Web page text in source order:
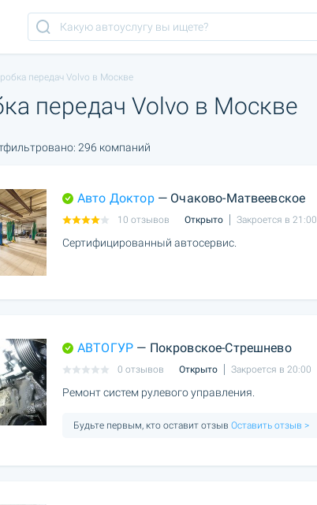
передач Volvo в Москве
передач Volvo в Москве
296 компаний
Авто Доктор— Очаково-Матвеевское
10 отзывов Открыто Закроется в 21:00
Сертифицированный автосервис.
АВТОГУР — Покровское-Стрешнево
0 отзывов Открыто Закроется в 20:00
Ремонт систем рулевого управления.
Будьте первым, кто оставит отзыв Оставить отзыв >